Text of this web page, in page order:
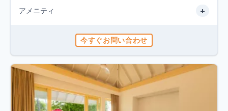
アメニティ +
今すぐお問い合わせ